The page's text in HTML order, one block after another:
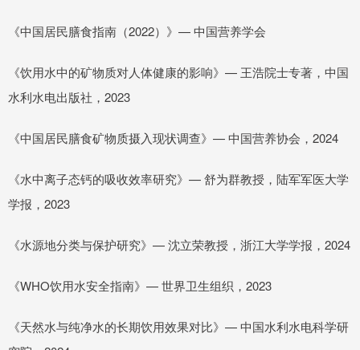
《中国居民膳食指南（2022）》— 中国营养学会
《饮用水中的矿物质对人体健康的影响》— 王浩院士专著，中国
水利水电出版社，2023
《中国居民膳食矿物质摄入现状调查》— 中国营养协会，2024
《水中离子态钙的吸收效率研究》— 舒为群教授，陆军军医大学
学报，2023
《水源地分类与保护研究》— 沈立荣教授，浙江大学学报，2024
《WHO饮用水安全指南》— 世界卫生组织，2023
《天然水与纯净水的长期饮用效果对比》— 中国水利水电科学研